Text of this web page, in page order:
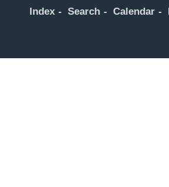
Index Search Calendar